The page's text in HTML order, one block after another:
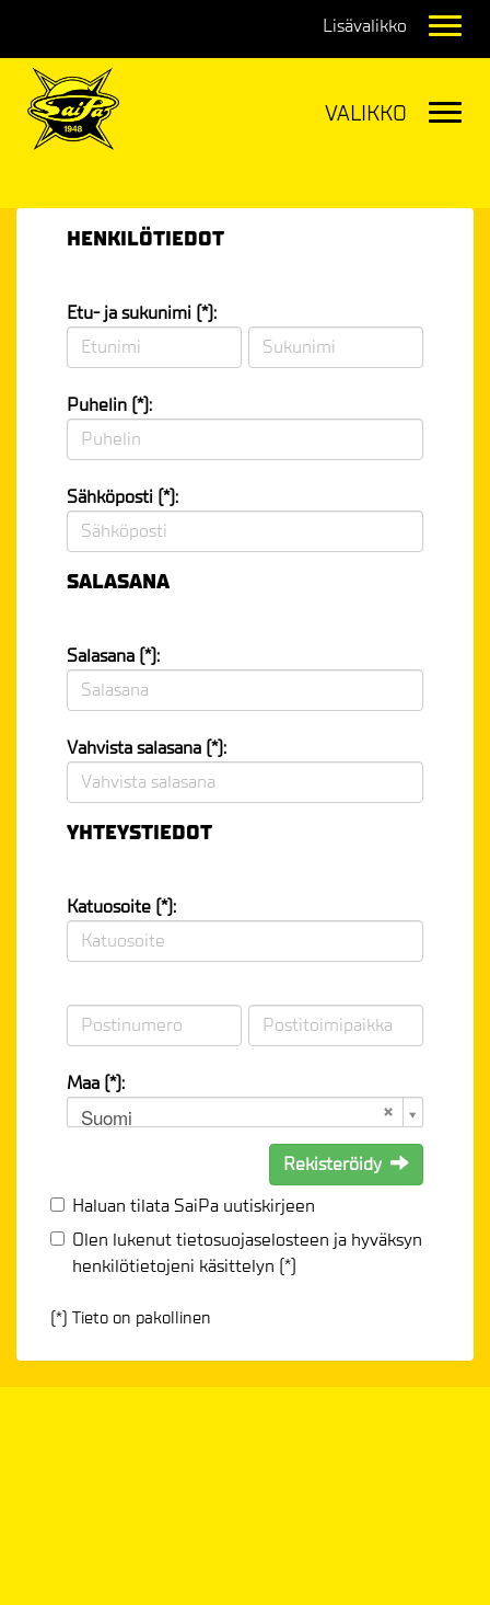
HENKILÖTIEDOT
Etu- ja sukunimi (*):
Puhelin (*):
Sähköposti (*):
SALASANA
Salasana (*):
Vahvista salasana (*):
YHTEYSTIEDOT
Katuosoite (*):
Maa (*):
Suomi
Rekisteröidy
Haluan tilata SaiPa uutiskirjeen
Olen lukenuttietosuojaselosteen ja hyväksyn
henkilötietojeni käsittelyn (*)
(*) Tieto on pakollinen